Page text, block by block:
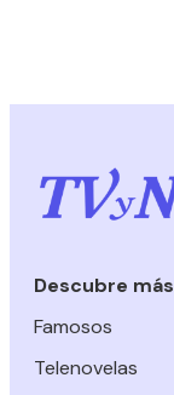
Descubre más
Famosos
Telenovelas